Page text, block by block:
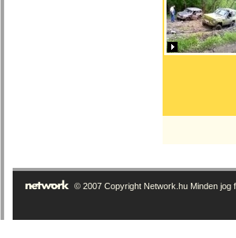
© 2007 Copyright Network.hu Minden jog